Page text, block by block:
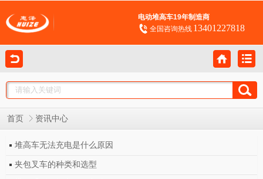
电动堆高车19年制造商
全国咨询热线 13401227818
首页 资讯中心
堆高车无法充电是什么原因
夹包叉车的种类和选型